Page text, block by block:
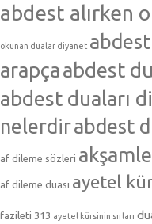
abdest alırken
okunan dualar diyanet
arapçaabdest
abdest duaları
nelerdirabdest
af dileme sözleri
af dileme duası ayetel
fazileti 313 ayetel kürsinin sırları